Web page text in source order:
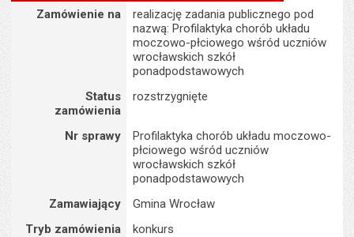
Szczegóły
Zamówienie na
realizację zadania publicznego pod
nazwą: Profilaktyka chorób układu
moczowo-płciowego wśród uczniów
wrocławskich szkół
ponadpodstawowych
Status
zamówienia
rozstrzygnięte
Nr sprawy
Profilaktyka chorób układu moczowo-
płciowego wśród uczniów
wrocławskich szkół
ponadpodstawowych
Zamawiający
Gmina Wrocław
Tryb zamówienia
konkurs